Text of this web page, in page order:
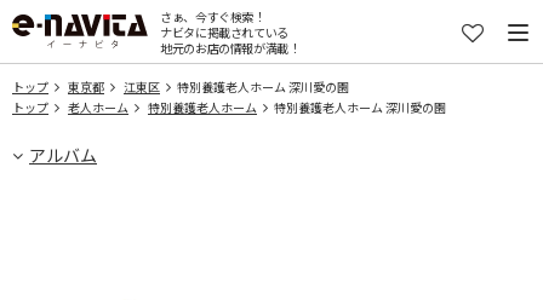
さぁ、今すぐ検索！
ナビタに掲載されている
地元のお店の情報が満載！
トップ 東京都 江東区
特別養護老人ホーム 深川愛の園
トップ
老人ホーム 特別養護老人ホーム 特別養護老人ホーム 深川愛の園
アルバム